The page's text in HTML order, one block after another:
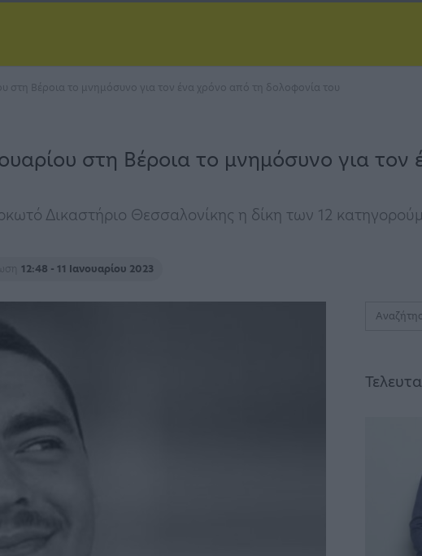
στη Βέροια το μνημόσυνο για τον ένα χρόνο από τη δολοφονία του
στη Βέροια το μνημόσυνο για τον
Δικαστήριο Θεσσαλονίκης η δίκη των 12
12:48 - 11 Ιανουαρίου 2023